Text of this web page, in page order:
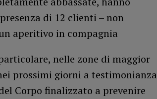
di 12 clienti – non
aperitivo in compagnia
nelle zone di maggior
prossimi giorni a testimonianza
Corpo finalizzato a prevenire